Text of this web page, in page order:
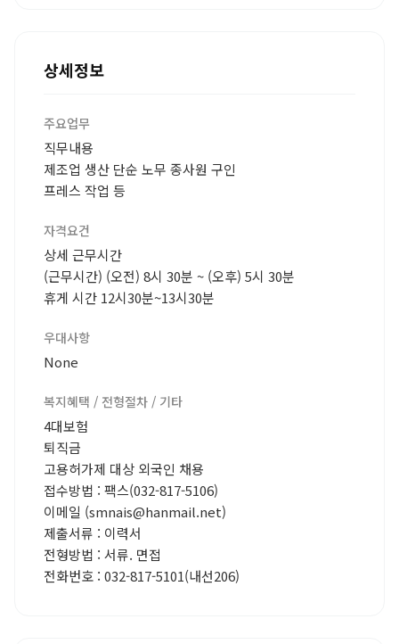
상세정보
주요업무
직무내용
제조업 생산 단순 노무 종사원 구인
프레스 작업 등
자격요건
상세 근무시간
(근무시간) (오전) 8시 30분 ~ (오후) 5시 30분
휴게 시간 12시30분~13시30분
우대사항
None
복지혜택 / 전형절차 / 기타
4대보험
퇴직금
고용허가제 대상 외국인 채용
접수방법 : 팩스(032-817-5106)
이메일 (smnais@hanmail.net)
제출서류 : 이력서
전형방법 : 서류. 면접
전화번호 : 032-817-5101(내선206)